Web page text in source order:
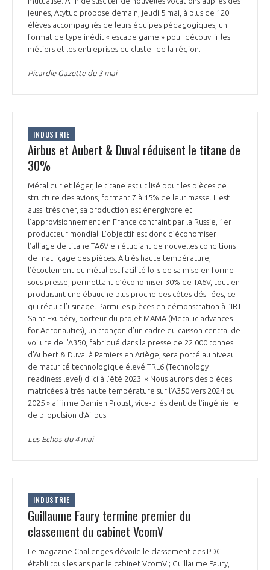
jeunes, Atytud propose demain, jeudi 5 mai, à plus de 120
élèves accompagnés de leurs équipes pédagogiques, un
format de type inédit « escape game » pour découvrir les
métiers et les entreprises du cluster de la région.
Picardie Gazette du 3 mai
INDUSTRIE
Airbus et Aubert & Duval réduisent le titane de
30%
Métal dur et léger, le titane est utilisé pour les pièces de
structure des avions, formant 7 à 15% de leur masse. Il est
aussi très cher, sa production est énergivore et
l’approvisionnement en France contraint par la Russie, 1er
producteur mondial. L’objectif est donc d’économiser
l’alliage de titane TA6V en étudiant de nouvelles conditions
de matriçage des pièces. A très haute température,
l’écoulement du métal est facilité lors de sa mise en forme
sous presse, permettant d’économiser 30% de TA6V, tout en
produisant une ébauche plus proche des côtes désirées, ce
qui réduit l’usinage. Parmi les pièces en démonstration à l’IRT
Saint Exupéry, porteur du projet MAMA (Metallic advances
for Aeronautics), un tronçon d’un cadre du caisson central de
voilure de l’A350, fabriqué dans la presse de 22 000 tonnes
d’Aubert & Duval à Pamiers en Ariège, sera porté au niveau
de maturité technologique élevé TRL6 (Technology
readiness level) d’ici à l’été 2023. « Nous aurons des pièces
matricées à très haute température sur l’A350 vers 2024 ou
2025 » affirme Damien Proust, vice-président de l’ingénierie
de propulsion d’Airbus.
Les Echos du 4 mai
INDUSTRIE
Guillaume Faury termine premier du
classement du cabinet VcomV
Le magazine Challenges dévoile le classement des PDG
établi tous les ans par le cabinet VcomV ; Guillaume Faury,